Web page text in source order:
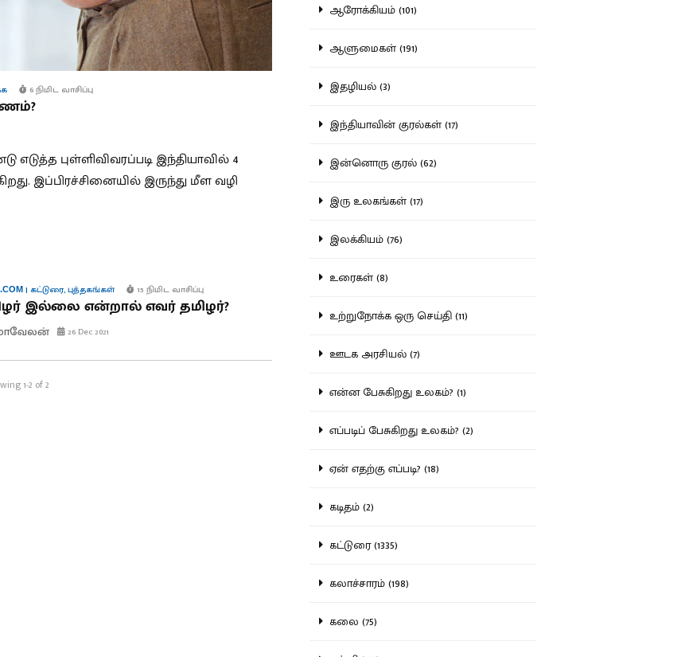
6 நிமிட வாசிப்பு
எடுத்த புள்ளிவிவரப்படி இந்தியாவில் 4
இப்பிரச்சினையில் இருந்து மீள வழி
| கட்டுரை,புத்தகங்கள் 15 நிமிட வாசிப்பு
இல்லை என்றால் எவர் தமிழர்?
26 Dec 2021
1-2 of 2
ஆரோக்கியம் (101)
ஆளுமைகள் (191)
இதழியல் (3)
இந்தியாவின் குரல்கள் (17)
இன்னொரு குரல் (62)
இரு உலகங்கள் (17)
இலக்கியம் (76)
உரைகள் (8)
உற்றுநோக்க ஒரு செய்தி (11)
ஊடக அரசியல் (7)
என்ன பேசுகிறது உலகம்? (1)
எப்படிப் பேசுகிறது உலகம்? (2)
ஏன் எதற்கு எப்படி? (18)
கடிதம் (2)
கட்டுரை (1335)
கலாச்சாரம் (198)
கலை (75)